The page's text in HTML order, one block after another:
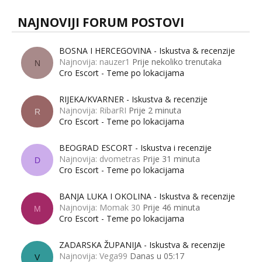
NAJNOVIJI FORUM POSTOVI
N
BOSNA I HERCEGOVINA - Iskustva & recenzije
Najnovija: nauzer1 Prije nekoliko trenutaka
Cro Escort - Teme po lokacijama
R
RIJEKA/KVARNER - Iskustva & recenzije
Najnovija: RibarRI Prije 2 minuta
Cro Escort - Teme po lokacijama
D
BEOGRAD ESCORT - Iskustva i recenzije
Najnovija: dvometras Prije 31 minuta
Cro Escort - Teme po lokacijama
M
BANJA LUKA I OKOLINA - Iskustva & recenzije
Najnovija: Momak 30 Prije 46 minuta
Cro Escort - Teme po lokacijama
V
ZADARSKA ŽUPANIJA - Iskustva & recenzije
Najnovija: Vega99 Danas u 05:17